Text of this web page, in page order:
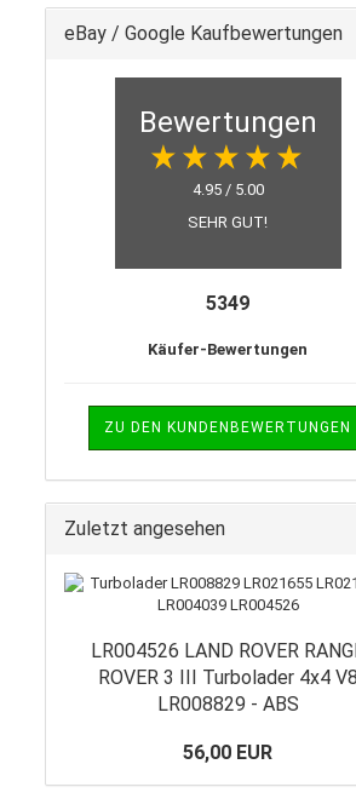
eBay / Google Kaufbewertungen
Bewertungen
4.95 / 5.00
SEHR GUT!
5349
Käufer-Bewertungen
ZU DEN KUNDENBEWERTUNGEN
Zuletzt angesehen
LR004526 LAND ROVER
ROVER 3 III Turbolader 4x4 V8
LR008829 - ABS
56,00 EUR